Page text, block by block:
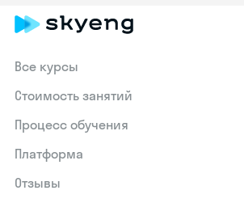
Все курсы
Стоимость занятий
Процесс обучения
Платформа
Отзывы